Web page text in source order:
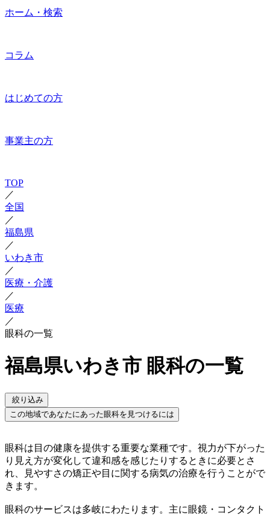
ホーム・検索
コラム
はじめての方
事業主の方
TOP
／
全国
／
福島県
／
いわき市
／
医療・介護
／
医療
／
眼科の一覧
福島県いわき市 眼科の一覧
絞り込み
この地域であなたにあった眼科を見つけるには
眼科は目の健康を提供する重要な業種です。視力が下がった
り見え方が変化して違和感を感じたりするときに必要とさ
れ、見やすさの矯正や目に関する病気の治療を行うことがで
きます。
眼科のサービスは多岐にわたります。主に眼鏡・コンタクト